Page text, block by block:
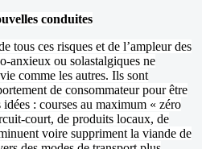
conduites
tous ces risques et de l’ampleur des
anxieux ou solastalgiques ne
comme les autres. Ils sont
de consommateur pour être
: courses au maximum « zéro
court, de produits locaux, de
voire suppriment la viande de